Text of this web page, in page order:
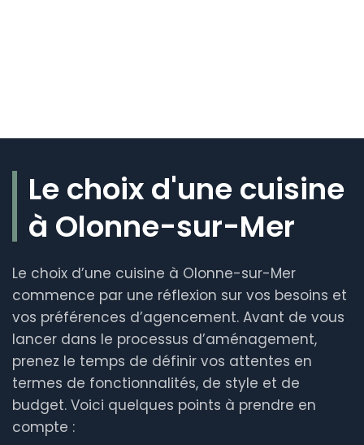
Le choix d'une cuisine
à Olonne-sur-Mer
Le choix d’une cuisine à Olonne-sur-Mer
commence par une réflexion sur vos besoins et
vos préférences d’agencement. Avant de vous
lancer dans le processus d’aménagement,
prenez le temps de définir vos attentes en
termes de fonctionnalités, de style et de
budget. Voici quelques points à prendre en
compte :